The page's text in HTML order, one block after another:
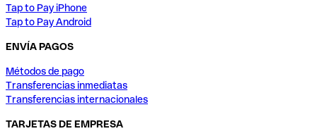
Tap to Pay iPhone
Tap to Pay Android
ENVÍA PAGOS
Métodos de pago
Transferencias inmediatas
Transferencias internacionales
TARJETAS DE EMPRESA